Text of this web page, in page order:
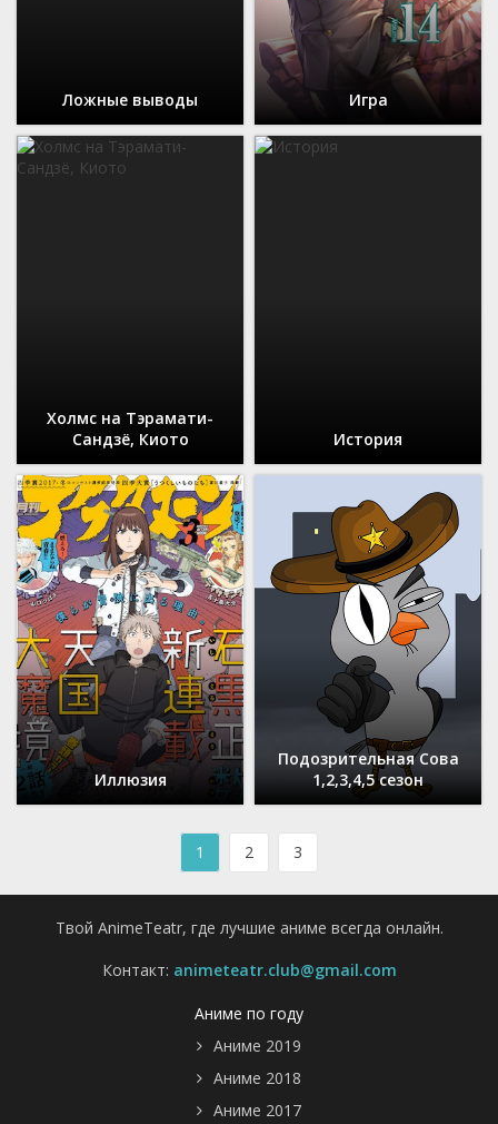
Ложные выводы Игра
Холмс на Тэрамати-
Сандзё, Киото
История
Иллюзия
Подозрительная Сова
1,2,3,4,5 сезон
1 2 3
Твой AnimeTeatr, где лучшие аниме всегда онлайн.
Контакт: animeteatr.club@gmail.com
Аниме по году
Аниме 2019
Аниме 2018
Аниме 2017